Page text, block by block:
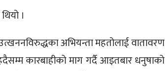
।
अभियन्ता महतोलाई वातावरण
कारबाहीको माग गर्दै आइतबार धनुषाको